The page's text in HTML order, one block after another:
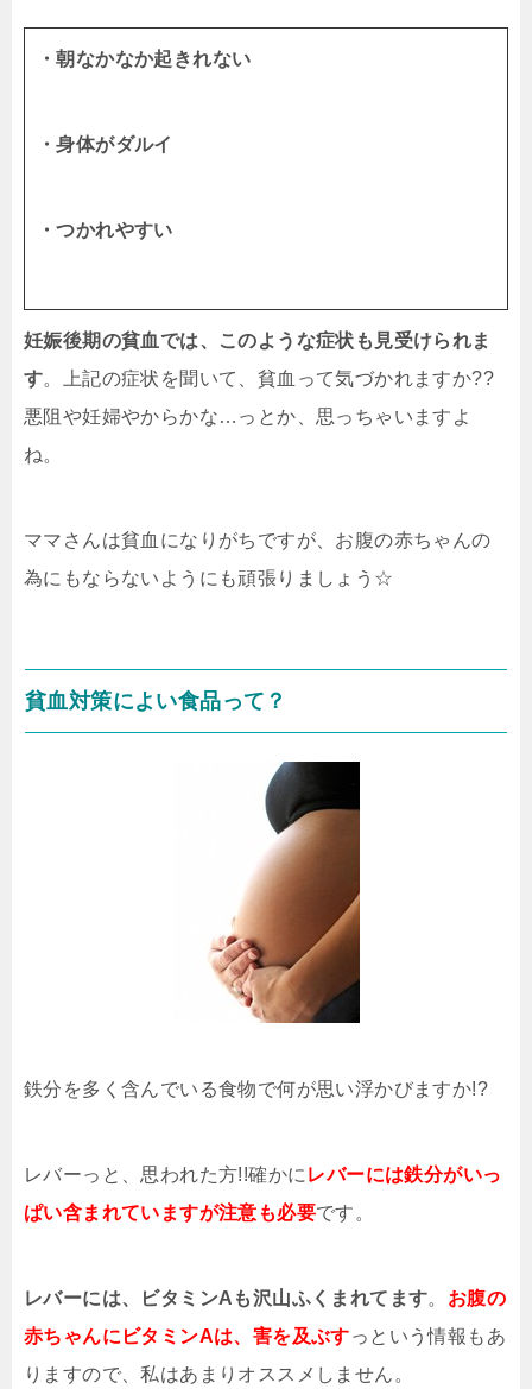
・朝なかなか起きれない
・身体がダルイ
・つかれやすい
妊娠後期の貧血では、このような症状も見受けられま
す。上記の症状を聞いて、貧血って気づかれますか??
悪阻や妊婦やからかな…っとか、思っちゃいますよ
ね。
ママさんは貧血になりがちですが、お腹の赤ちゃんの
為にもならないようにも頑張りましょう☆
貧血対策によい食品って？
鉄分を多く含んでいる食物で何が思い浮かびますか!?
レバーっと、思われた方!!確かに レバーには鉄分がいっ
ぱい含まれていますが注意も必要です。
レバーには、ビタミンAも沢山ふくまれてます。 お腹の
赤ちゃんに ビタミンAは、害を及ぶすっという情報もあ
りますので、私はあまりオススメしません。